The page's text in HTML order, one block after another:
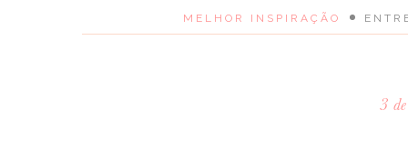
MELHOR INSPIRAÇÃO
3